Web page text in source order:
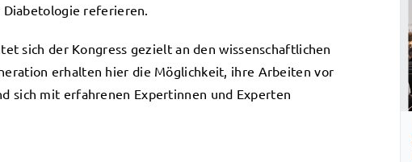
referieren.
sich der Kongress gezielt an den wissenschaftlichen
erhalten hier die Möglichkeit, ihre Arbeiten vor
sich mit erfahrenen Expertinnen und Experten